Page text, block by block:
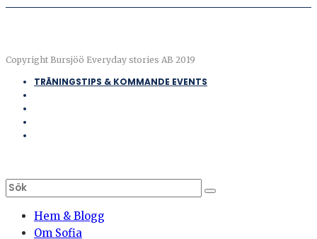
Copyright Bursjöö Everyday stories AB 2019
TRÄNINGSTIPS & KOMMANDE EVENTS
Hem & Blogg
Om Sofia